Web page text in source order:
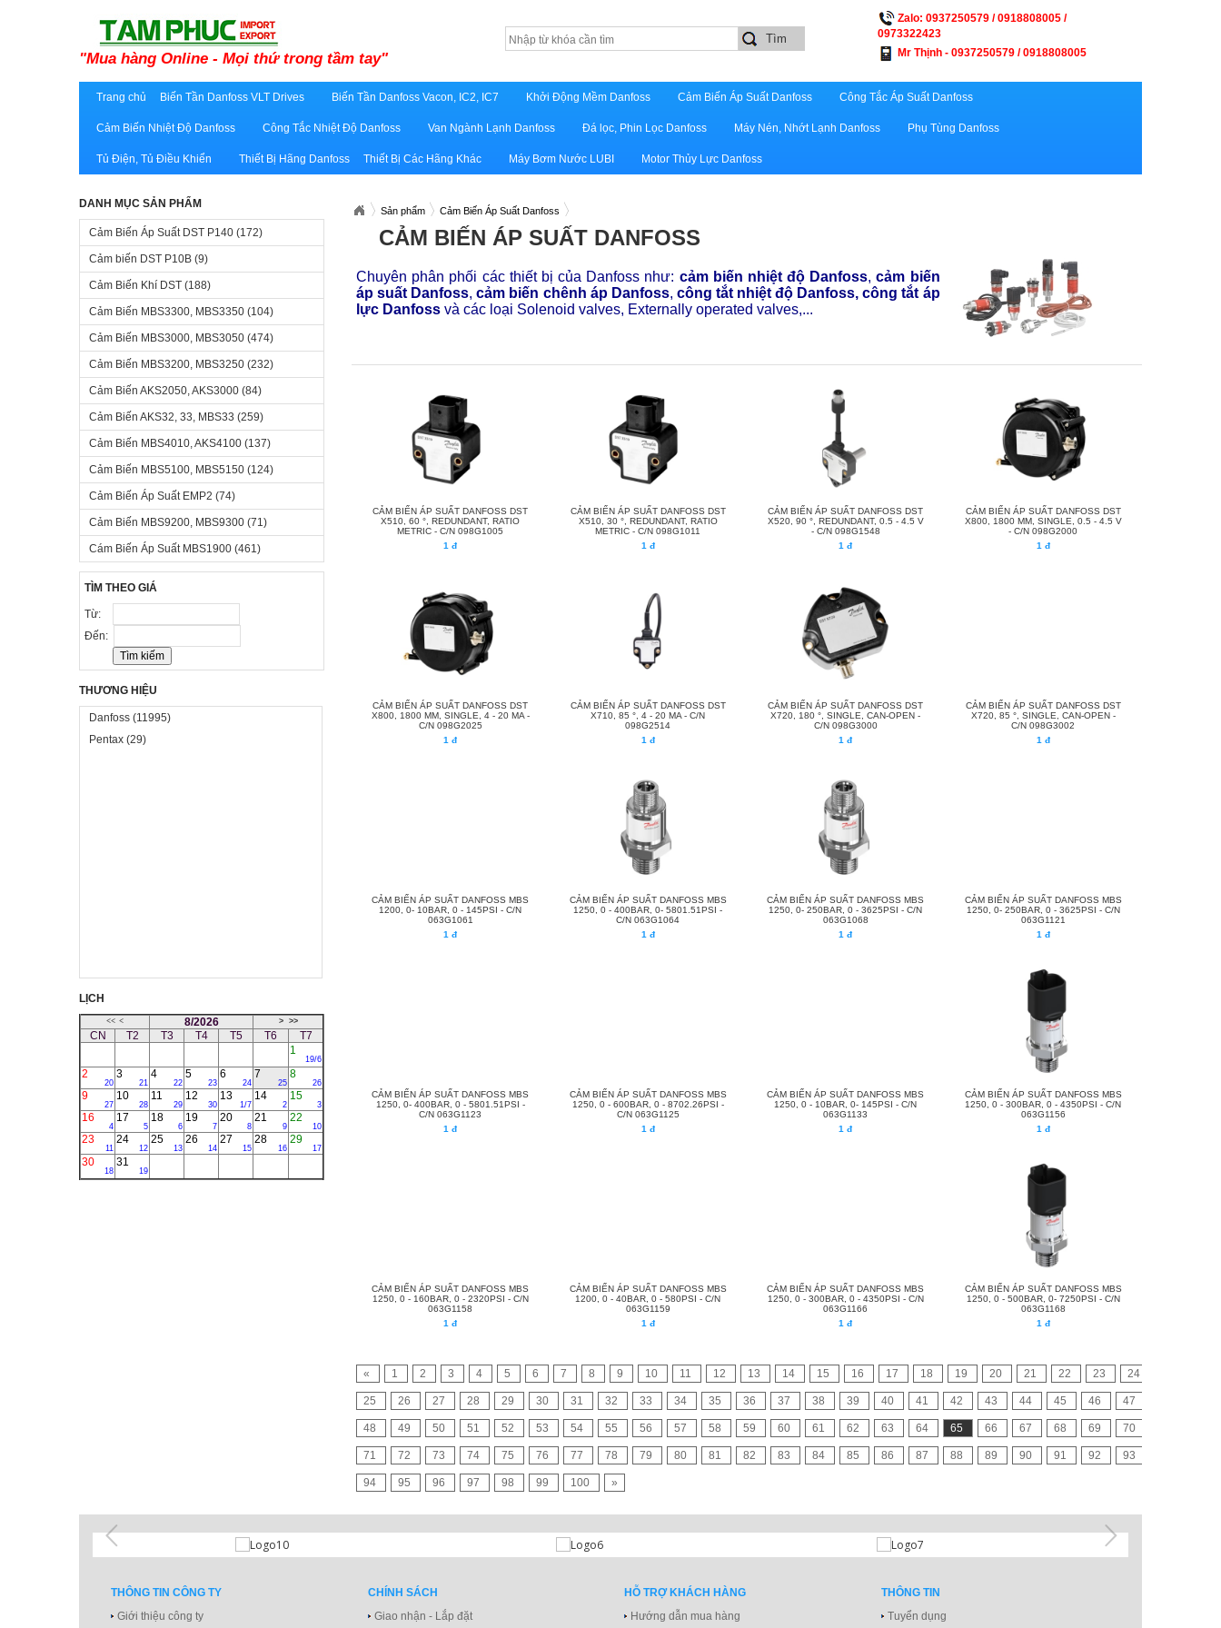
"Mua hàng Online - Mọi thứ trong tầm tay"
Zalo: 0937250579 / 0918808005 /
0973322423
Mr Thịnh - 0937250579 / 0918808005
Trang chủ Biến Tần Danfoss VLT Drives Biến Tần Danfoss Vacon, IC2, IC7 Khởi Động Mềm Danfoss Cảm Biến Áp Suất Danfoss Công Tắc Áp Suất Danfoss
Cảm Biến Nhiệt Độ Danfoss Công Tắc Nhiệt Độ Danfoss Van Ngành Lạnh Danfoss Đá lọc, Phin Lọc Danfoss Máy Nén, Nhớt Lạnh Danfoss Phụ Tùng Danfoss
Tủ Điện, Tủ Điều Khiển Thiết Bị Hãng Danfoss Thiết Bị Các Hãng Khác Máy Bơm Nước LUBI Motor Thủy Lực Danfoss
DANH MỤC SẢN PHẨM
Cảm Biến Áp Suất DST P140 (172)
Cảm biến DST P10B (9)
Cảm Biến Khí DST (188)
Cảm Biến MBS3300, MBS3350 (104)
Cảm Biến MBS3000, MBS3050 (474)
Cảm Biến MBS3200, MBS3250 (232)
Cảm Biến AKS2050, AKS3000 (84)
Cảm Biến AKS32, 33, MBS33 (259)
Cảm Biến MBS4010, AKS4100 (137)
Cảm Biến MBS5100, MBS5150 (124)
Cảm Biến Áp Suất EMP2 (74)
Cảm Biến MBS9200, MBS9300 (71)
Cám Biến Áp Suất MBS1900 (461)
TÌM THEO GIÁ
Từ:
Đến:
THƯƠNG HIỆU
Danfoss (11995)
Pentax (29)
LỊCH
<< < 8/2026 > >>
CN T2 T3 T4 T5 T6
T7
1
19/6
2
20
3
21
4
22
5
23
6
24
7
25
8
26
9
27
10
28
11
29
12
30
13
1/7
14
2
15
3
16
4
17
5
18
6
19
7
20
8
21
9
22
10
23
11
24
12
25
13
26
14
27
15
28
16
29
17
30
18
31
19
Sản phẩm Cảm Biến Áp Suất Danfoss
CẢM BIẾN ÁP SUẤT DANFOSS
Chuyên phân phối các thiết bị của Danfoss như: cảm biến nhiệt độ Danfoss,cảm biến
áp suất Danfoss,cảm biến chênh áp Danfoss, công tắt nhiệt độ Danfoss, công tắt áp
lực Danfoss và các loại Solenoid valves, Externally operated valves,...
CẢM BIẾN ÁP SUẤT DANFOSS DST
X510, 60 °, REDUNDANT, RATIO
METRIC - C/N 098G1005
1 đ
CẢM BIẾN ÁP SUẤT DANFOSS DST
X510, 30 °, REDUNDANT, RATIO
METRIC - C/N 098G1011
1 đ
CẢM BIẾN ÁP SUẤT DANFOSS DST
X520, 90 °, REDUNDANT, 0.5 - 4.5 V
- C/N 098G1548
1 đ
CẢM BIẾN ÁP SUẤT DANFOSS DST
X800, 1800 MM, SINGLE, 0.5 - 4.5 V
- C/N 098G2000
1 đ
CẢM BIẾN ÁP SUẤT DANFOSS DST
X800, 1800 MM, SINGLE, 4 - 20 MA -
C/N 098G2025
1 đ
CẢM BIẾN ÁP SUẤT DANFOSS DST
X710, 85 °, 4 - 20 MA - C/N
098G2514
1 đ
CẢM BIẾN ÁP SUẤT DANFOSS DST
X720, 180 °, SINGLE, CAN-OPEN -
C/N 098G3000
1 đ
CẢM BIẾN ÁP SUẤT DANFOSS DST
X720, 85 °, SINGLE, CAN-OPEN -
C/N 098G3002
1 đ
CẢM BIẾN ÁP SUẤT DANFOSS MBS
1200, 0- 10BAR, 0 - 145PSI - C/N
063G1061
1 đ
CẢM BIẾN ÁP SUẤT DANFOSS MBS
1250, 0 - 400BAR, 0- 5801.51PSI -
C/N 063G1064
1 đ
CẢM BIẾN ÁP SUẤT DANFOSS MBS
1250, 0- 250BAR, 0 - 3625PSI - C/N
063G1068
1 đ
CẢM BIẾN ÁP SUẤT DANFOSS MBS
1250, 0- 250BAR, 0 - 3625PSI - C/N
063G1121
1 đ
CẢM BIẾN ÁP SUẤT DANFOSS MBS
1250, 0- 400BAR, 0 - 5801.51PSI -
C/N 063G1123
1 đ
CẢM BIẾN ÁP SUẤT DANFOSS MBS
1250, 0 - 600BAR, 0 - 8702.26PSI -
C/N 063G1125
1 đ
CẢM BIẾN ÁP SUẤT DANFOSS MBS
1250, 0 - 10BAR, 0- 145PSI - C/N
063G1133
1 đ
CẢM BIẾN ÁP SUẤT DANFOSS MBS
1250, 0 - 300BAR, 0 - 4350PSI - C/N
063G1156
1 đ
CẢM BIẾN ÁP SUẤT DANFOSS MBS
1250, 0 - 160BAR, 0 - 2320PSI - C/N
063G1158
1 đ
CẢM BIẾN ÁP SUẤT DANFOSS MBS
1200, 0 - 40BAR, 0 - 580PSI - C/N
063G1159
1 đ
CẢM BIẾN ÁP SUẤT DANFOSS MBS
1250, 0 - 300BAR, 0 - 4350PSI - C/N
063G1166
1 đ
CẢM BIẾN ÁP SUẤT DANFOSS MBS
1250, 0 - 500BAR, 0- 7250PSI - C/N
063G1168
1 đ
« 1 2 3 4 5 6 7 8 9 10 11 12 13 14 15 16 17 18 19 20 21 22 23 24
25 26 27 28 29 30 31 32 33 34 35 36 37 38 39 40 41 42 43 44 45 46 47
48 49 50 51 52 53 54 55 56 57 58 59 60 61 62 63 64 65 66 67 68 69 70
71 72 73 74 75 76 77 78 79 80 81 82 83 84 85 86 87 88 89 90 91 92 93
94 95 96 97 98 99 100 »
THÔNG TIN CÔNG TY
Giới thiệu công ty
CHÍNH SÁCH
Giao nhận - Lắp đặt
HỖ TRỢ KHÁCH HÀNG
Hướng dẫn mua hàng
THÔNG TIN
Tuyển dụng